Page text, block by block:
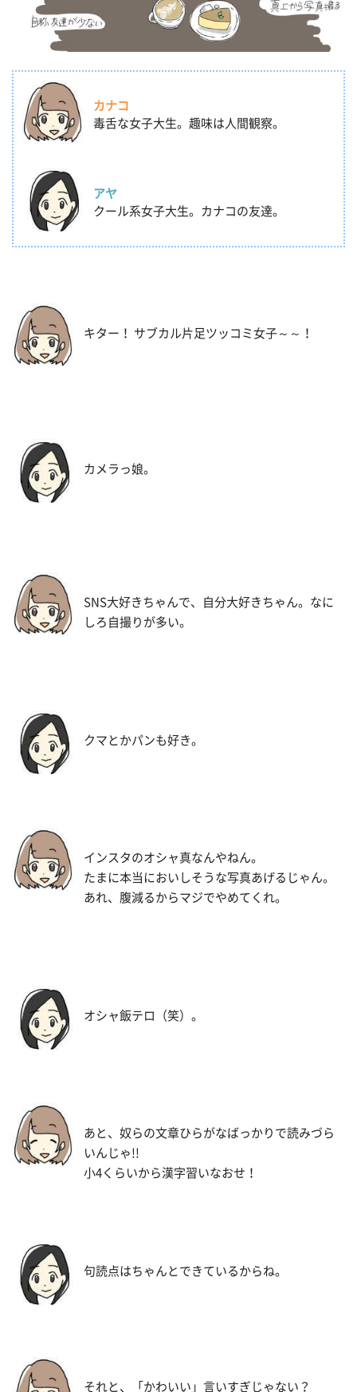
カナコ
毒舌な女子大生。趣味は人間観察。
アヤ
クール系女子大生。カナコの友達。
キター！ サブカル片足ツッコミ女子～～！
カメラっ娘。
SNS大好きちゃんで、自分大好きちゃん。なに
しろ自撮りが多い。
クマとかパンも好き。
インスタのオシャ真なんやねん。
たまに本当においしそうな写真あげるじゃん。
あれ、腹減るからマジでやめてくれ。
オシャ飯テロ（笑）。
あと、奴らの文章ひらがなばっかりで読みづら
いんじゃ!!
小4くらいから漢字習いなおせ！
句読点はちゃんとできているからね。
それと、「かわいい」言いすぎじゃない？